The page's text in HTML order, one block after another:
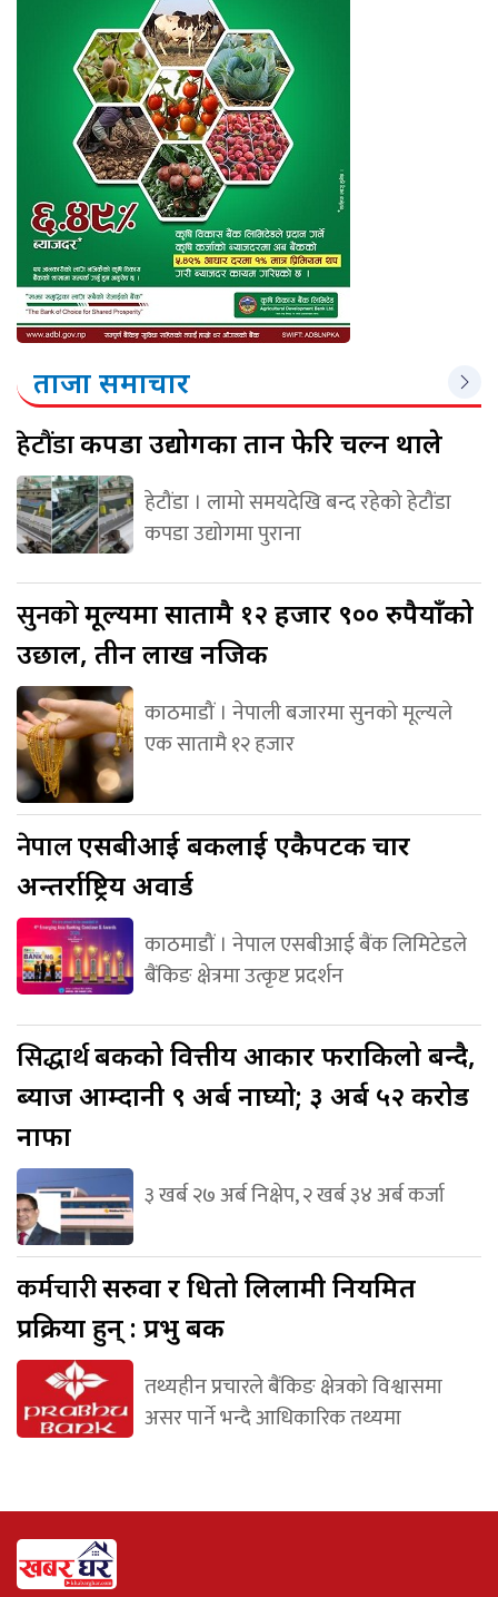
ताजा समाचार
हेटौंडाकपडा उद्योगका तान फेरि चल्न थाले
हेटौंडा । लामो समयदेखि बन्द रहेको हेटौंडा
कपडा उद्योगमा पुराना
सुनकोमूल्यमा सातामै १२ हजार ९०० रुपैयाँको
उछाल, तीन लाख नजिक
काठमाडौं । नेपाली बजारमा सुनको मूल्यले
एक सातामै १२ हजार
नेपालएसबीआई बैंकलाई एकैपटक चार
अन्तर्राष्ट्रिय अवार्ड
काठमाडौं । नेपाल एसबीआई बैंक लिमिटेडले
बैंकिङ क्षेत्रमा उत्कृष्ट प्रदर्शन
सिद्धार्थबैंकको वित्तीय आकार फराकिलो बन्दै,
ब्याज आम्दानी ९ अर्ब नाघ्यो; ३ अर्ब ५२ करोड
नाफा
३ खर्ब २७ अर्ब निक्षेप, २ खर्ब ३४ अर्ब कर्जा
कर्मचारीसरुवा र धितो लिलामी नियमित
प्रक्रिया हुन् : प्रभु बैंक
तथ्यहीन प्रचारले बैंकिङ क्षेत्रको विश्वासमा
असर पार्ने भन्दै आधिकारिक तथ्यमा